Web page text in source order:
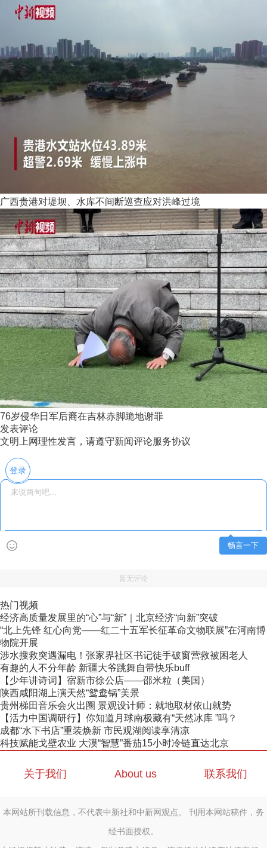
广西贵港对堤坝、水库不间断巡查应对洪峰过境
76岁侵华日军后裔在吉林赤脚跪地谢罪
发表评论
文明上网理性发言，请遵守新闻评论服务协议
登录
畅言一下
暂无评论
热门视频
经济高质量发展里的“心”与“新”｜北京经济“向新”突破
“北上先锋 红心向党——红二十五军长征革命文物联展”在河南博
物院开展
涉水搜救突遇漏电！张家界社区书记徒手破窗营救被困老人
有趣的人不分年龄 新疆大爷跳舞自带快乐buff
【少年讲诗词】宿新市徐公店——邵米粒（美国）
陕西咸阳湖上演天然“鸳鸯锅”美景
贵州梯田音乐会火出圈 景观设计师：就地取材依山就势
【活力中国调研行】你知道月球南极藏有“天然冰库 ”吗？
成都“水下书店”重装焕新 市民观湖阅读享清凉
科技赋能戈壁农业 大漠“智慧”番茄15小时冷链直达北京
关于我们 About us 联系我们
本网站所刊载信息，不代表中新社和中新网观点。 刊用本网站稿件，务
经书面授权。